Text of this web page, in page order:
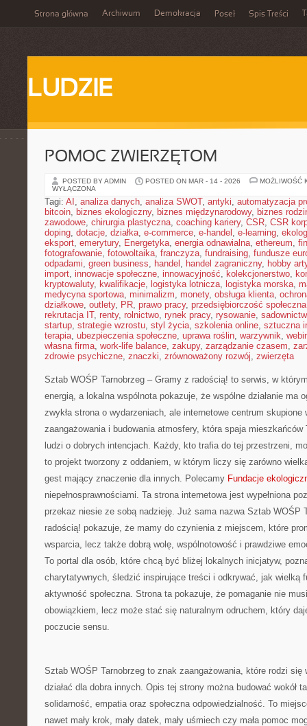
Strona główna Archiwum Demokracja Poseł Spis Treści
LUDZIE
POMOC ZWIERZĘTOM
POSTED BY ADMIN POSTED ON MAR - 14 - 2026
MOŻLIWOŚĆ
WYŁĄCZONA
Tagi: AI , analiza danych, analiza SWOT, antyki, automatyzacja
bitcoin, biznes ekologiczny, biznes międzynarodowy, biznes
zawodowe, chirurgia plastyczna, coaching kariery, CSR, CSR
doping, dotacje, działka, e-commerce, e-handel , e-learning,
eksport, emerytury, Energetyka, energia odnawialna, ethereum,
fotografowanie, fotowoltaika, franczyza, fundraising, fundusze
odpadami, green business, handel , handel zagraniczny, hobby
import, innowacje społeczne, innowacyjność, kolekcjonerstwo,
kryptowaluty, kwalifikacje, logistyka lotnicza, logistyka morska,
medycyna sportowa, minimalizm, monety, obsługa klienta,
działkowe, outlety, PR, prawo pracy, przedsiębiorczość społeczna
rekrutacja IT, renty, rolnictwo, rynek pracy, rysowanie,
startup, strategie wzrostu, styl życia, szkolenia online, sztuczna
terapia, ubezpieczenia społeczne, uprawa roślin, warzywnik,
własna firma, work-life balance, zakupy, zarządzanie czasem,
zdrowie psychiczne, znaczki, zrównoważony rozwój, zwierzęta
Sztab WOŚP Tarnobrzeg – Gramy z radością! to serwis, w
energią, a lokalna wspólnota pokazuje, że wspólne działanie ma
zwykła strona o wydarzeniach, ale internetowe centrum skupione
zaangażowania i budowania atmosfery, która spaja
ludzi o dobrych intencjach. Każdy, kto trafia do tej przestrzeni,
to projekt tworzony z oddaniem, w którym liczy się zarówno
gest mający znaczenie dla innych. Polecamy Fundacje
niepełnosprawnościami. Ta strona internetowa jest wypełniona
przekaz niesie ze sobą nadzieję. Już sama nazwa Sztab WOŚP
radością! pokazuje, że mamy do czynienia z miejscem, które
wsparcia, lecz także dobrą wolę, wspólnotowość i prawdziwe
To portal dla osób, które chcą być bliżej lokalnych inicjatyw,
charytatywnych, śledzić inspirujące treści i odkrywać, jak wielką
aktywność społeczna. Strona ta pokazuje, że pomaganie nie
obowiązkiem, lecz może stać się naturalnym odruchem, który
poczucie sensu.
Sztab WOŚP Tarnobrzeg to znak zaangażowania, które rodzi się
działać dla dobra innych. Opis tej strony można budować wokół
solidarność, empatia oraz społeczna odpowiedzialność. To
nawet mały krok, mały datek, mały uśmiech czy mała pomoc